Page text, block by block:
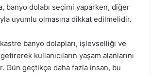
banyo dolabı seçimi yaparken, diğer
uyumlu olmasına dikkat edilmelidir.
banyo dolapları, işlevselliği ve
kullanıcıların yaşam alanlarını
Gün geçtikçe daha fazla insan, bu